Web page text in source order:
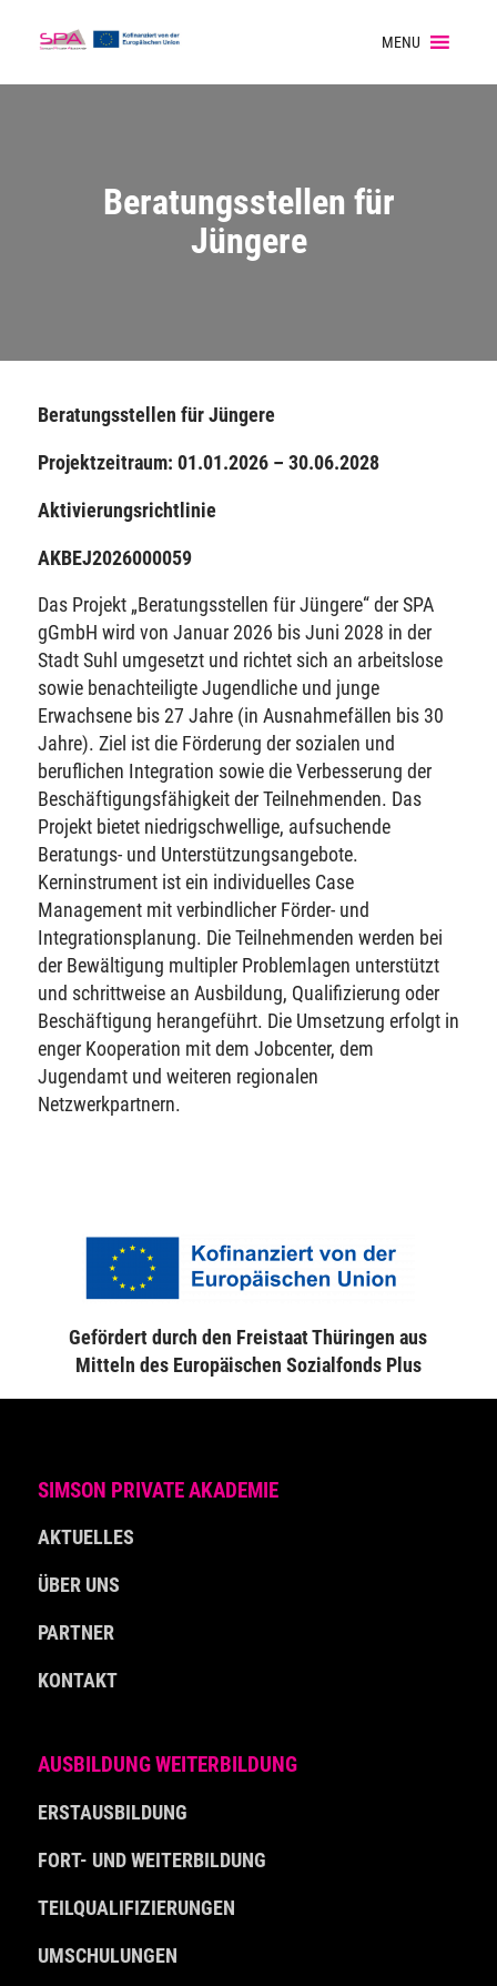
MENU
Beratungsstellen für
Jüngere
Beratungsstellen für Jüngere
Projektzeitraum: 01.01.2026 – 30.06.2028
Aktivierungsrichtlinie
AKBEJ2026000059
Das Projekt „Beratungsstellen für Jüngere“ der SPA
gGmbH wird von Januar 2026 bis Juni 2028 in der
Stadt Suhl umgesetzt und richtet sich an arbeitslose
sowie benachteiligte Jugendliche und junge
Erwachsene bis 27 Jahre (in Ausnahmefällen bis 30
Jahre). Ziel ist die Förderung der sozialen und
beruflichen Integration sowie die Verbesserung der
Beschäftigungsfähigkeit der Teilnehmenden. Das
Projekt bietet niedrigschwellige, aufsuchende
Beratungs- und Unterstützungsangebote.
Kerninstrument ist ein individuelles Case
Management mit verbindlicher Förder- und
Integrationsplanung. Die Teilnehmenden werden bei
der Bewältigung multipler Problemlagen unterstützt
und schrittweise an Ausbildung, Qualifizierung oder
Beschäftigung herangeführt. Die Umsetzung erfolgt in
enger Kooperation mit dem Jobcenter, dem
Jugendamt und weiteren regionalen
Netzwerkpartnern.
Gefördert durch den Freistaat Thüringen aus
Mitteln des Europäischen Sozialfonds Plus
SIMSON PRIVATE AKADEMIE
AKTUELLES
ÜBER UNS
PARTNER
KONTAKT
AUSBILDUNG WEITERBILDUNG
ERSTAUSBILDUNG
FORT- UND WEITERBILDUNG
TEILQUALIFIZIERUNGEN
UMSCHULUNGEN